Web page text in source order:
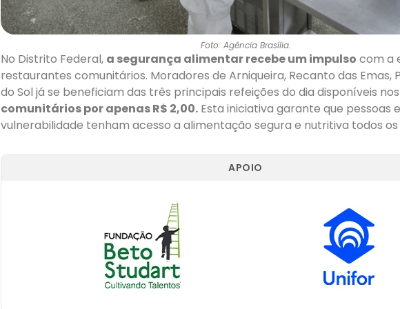
Foto: Agência Brasília.
No Distrito Federal, a segurança alimentar recebe um impulso com a
restaurantes comunitários. Moradores de Arniqueira, Recanto das Emas,
do Sol já se beneficiam das três principais refeições do dia disponíveis
comunitários por apenas R$ 2,00. Esta iniciativa garante que pessoas
vulnerabilidade tenham acesso a alimentação segura e nutritiva todos os
APOIO